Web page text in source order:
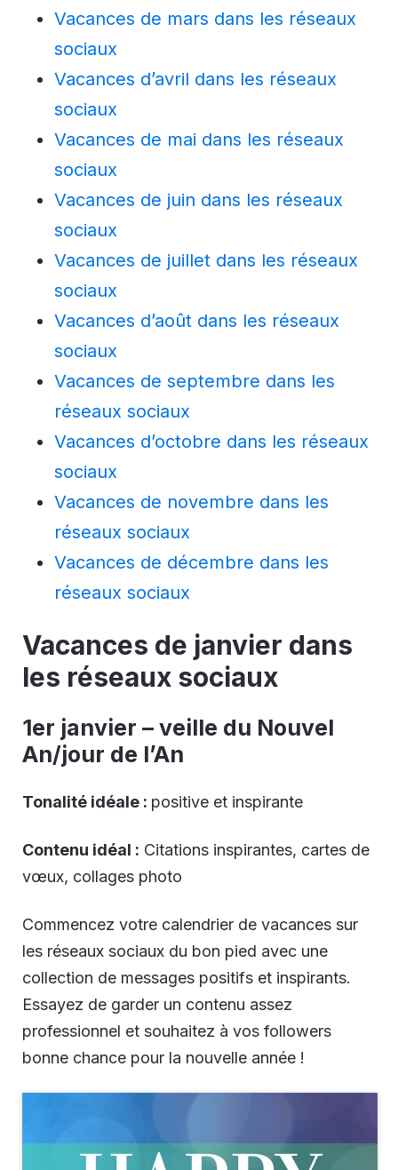
Vacances de mars dans les réseaux
sociaux
Vacances d’avril dans les réseaux
sociaux
Vacances de mai dans les réseaux
sociaux
Vacances de juin dans les réseaux
sociaux
Vacances de juillet dans les réseaux
sociaux
Vacances d’août dans les réseaux
sociaux
Vacances de septembre dans les
réseaux sociaux
Vacances d’octobre dans les réseaux
sociaux
Vacances de novembre dans les
réseaux sociaux
Vacances de décembre dans les
réseaux sociaux
Vacances de janvier dans
les réseaux sociaux
1er janvier – veille du Nouvel
An/jour de l’An
Tonalité idéale : positive et inspirante
Contenu idéal : Citations inspirantes, cartes de
vœux, collages photo
Commencez votre calendrier de vacances sur
les réseaux sociaux du bon pied avec une
collection de messages positifs et inspirants.
Essayez de garder un contenu assez
professionnel et souhaitez à vos followers
bonne chance pour la nouvelle année !